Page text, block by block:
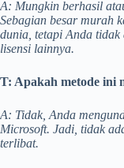
A: Mungkin berhasil
Sebagian besar murah
dunia, tetapi Anda tidak
lisensi lainnya.
T: Apakah metode ini
A: Tidak, Anda
Microsoft. Jadi, tidak
terlibat.